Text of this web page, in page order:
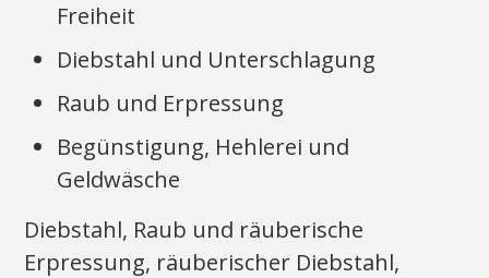
Freiheit
Diebstahl und Unterschlagung
Raub und Erpressung
Begünstigung, Hehlerei und
Geldwäsche
Diebstahl, Raub und räuberische
Erpressung, räuberischer Diebstahl,